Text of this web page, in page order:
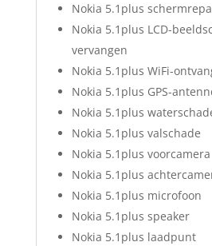
Nokia 5.1plus
Nokia 5.1plus LCD-
vervangen
Nokia 5.1plus WiFi-
Nokia 5.1plus GPS-
Nokia 5.1plus
Nokia 5.1plus valschade
Nokia 5.1plus voorcamera
Nokia 5.1plus
Nokia 5.1plus microfoon
Nokia 5.1plus speaker
Nokia 5.1plus laadpunt